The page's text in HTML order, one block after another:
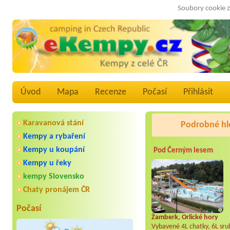
Soubory cookie
Úvod Mapa Recenze Počasí Přihlásit
Karavanová stání
Kempy a rybaření
Kempy u koupání
Kempy u řeky
kempy Slovensko
Chaty pronájem ČR
Počasí
Podrobné
Pod Černým lesem
Žamberk, Orlické hory
Vybavené 4L chatky, 6L